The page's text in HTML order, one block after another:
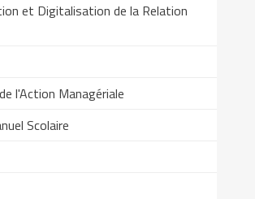
et Digitalisation de la Relation
l'Action Managériale
Scolaire